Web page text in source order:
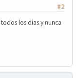
#2
los dias y nunca